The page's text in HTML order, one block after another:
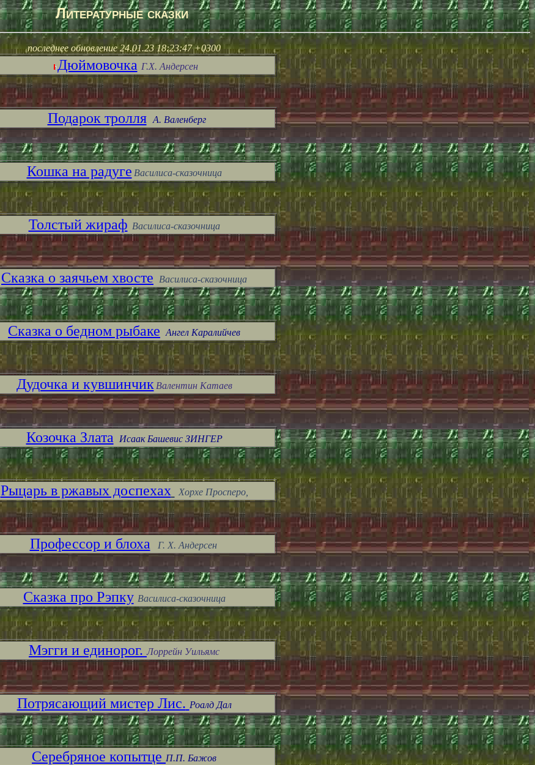
Литературные сказки
последнее обновление24.01.23 18:23:47 +0300
Дюймовочка Г.Х. Андерсен
Подарок тролля А. Валенберг
Кошка на радуге Василиса-сказочница
Толстый жираф Василиса-сказочница
Сказка о заячьем хвосте Василиса-сказочница
Сказка о бедном рыбаке Ангел Каралийчев
Дудочка и кувшинчик Валентин Катаев
Козочка Злата Исаак Башевис ЗИНГЕР
Рыцарь в ржавых доспехах Хорхе Просперо,
Профессор и блоха Г. Х. Андерсен
Сказка про Рэпку Василиса-сказочница
Мэгги и единорог.Лоррейн Уильямс
Потрясающий мистер Лис. Роалд Дал
Серебряное копытце П.П. Бажов